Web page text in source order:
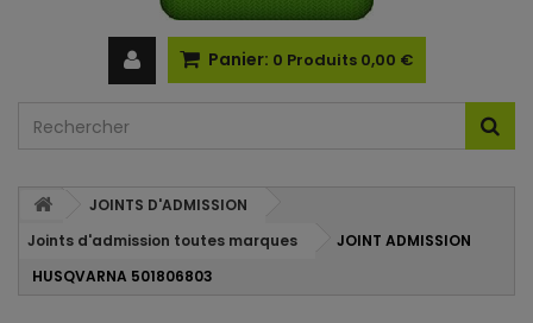
Panier: 0 Produits 0,00 €
JOINTS D'ADMISSION
Joints d'admission toutes marques
JOINT ADMISSION
HUSQVARNA 501806803